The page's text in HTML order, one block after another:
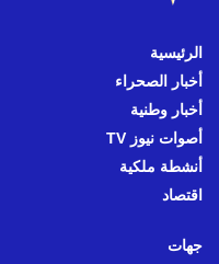
الرئيسية
أخبار الصحراء
أخبار وطنية
أصوات نيوز TV
أنشطة ملكية
اقتصاد
جهات